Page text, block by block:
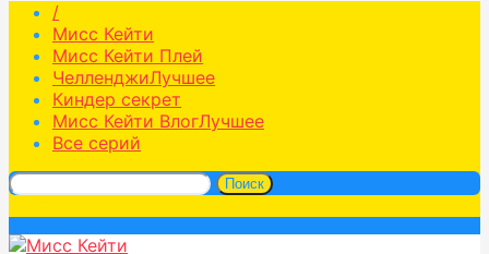
/
Мисс Кейти
Мисс Кейти Плей
ЧелленджиЛучшее
Киндер секрет
Мисс Кейти ВлогЛучшее
Все серий
Поиск